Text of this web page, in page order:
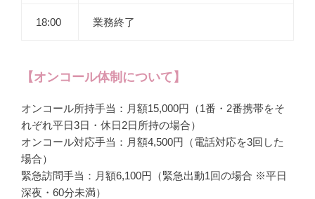
18:00 業務終了
【オンコール体制について】
オンコール所持手当：月額15,000円（1番・2番携帯をそ
れぞれ平日3日・休日2日所持の場合）
オンコール対応手当：月額4,500円（電話対応を3回した
場合）
緊急訪問手当：月額6,100円（緊急出動1回の場合 ※平日
深夜・60分未満）